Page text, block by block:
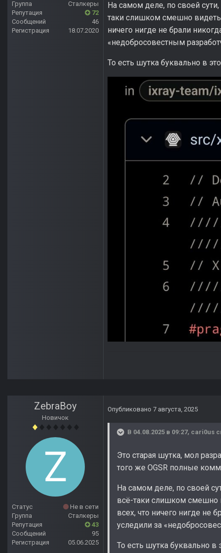
Группа
Сталкеры
Репутация
72
Сообщений
46
Регистрация
18.07.2020
На самом деле, по своей
таки слишком смешно
ничего нигде не брали
«недобросовестным
То есть шутка буквально в
ZebraBoy
Новичок
Статус
Не в сети
Группа
Сталкеры
Репутация
43
Сообщений
95
Регистрация
05.06.2025
Опубликовано 7 августа, 2025
В 04.08.2025 в 09:27, cari0us
Это старая шутка, мол
того же OGSR полные
На самом деле, по своей
всё-таки слишком смешно
всех, что ничего нигде не
уследили за
То есть шутка буквально в